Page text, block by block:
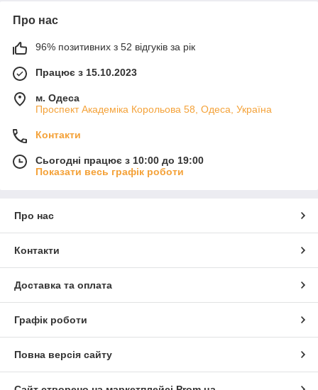
Про нас
96% позитивних з 52 відгуків за рік
Працює з 15.10.2023
м. Одеса
Проспект Академіка Корольова 58, Одеса, Україна
Контакти
Сьогодні працює з 10:00 до 19:00
Показати весь графік роботи
Про нас
Контакти
Доставка та оплата
Графік роботи
Повна версія сайту